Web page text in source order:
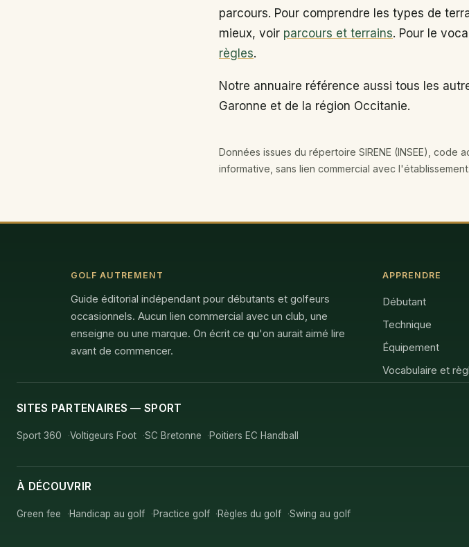
parcours. Pour comprendre les types de
mieux, voir parcours et terrains. Pour le
règles.
Notre annuaire référence aussi tous les
Garonne et de la région Occitanie.
Données issues du répertoire SIRENE (INSEE), code
informative, sans lien commercial avec l'établissement.
GOLF AUTREMENT
Guide éditorial indépendant pour débutants et golfeurs
occasionnels. Aucun lien commercial avec un club, une
enseigne ou une marque. On écrit ce qu'on aurait aimé lire
avant de commencer.
APPRENDRE
Débutant
Technique
Équipement
Vocabulaire et
SITES PARTENAIRES — SPORT
Sport 360 Voltigeurs Foot SC Bretonne Poitiers EC Handball
À DÉCOUVRIR
Green fee Handicap au golf Practice golf Règles du golf Swing au golf